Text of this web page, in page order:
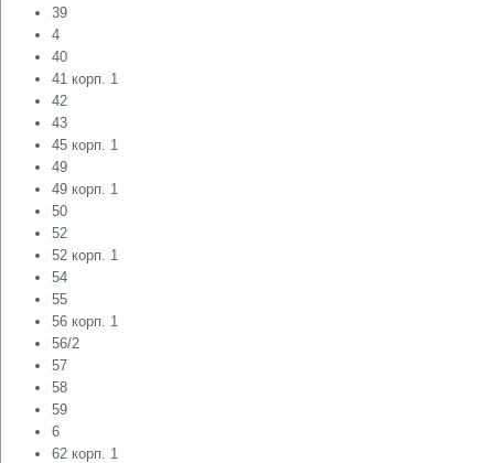
39
4
40
41 корп. 1
42
43
45 корп. 1
49
49 корп. 1
50
52
52 корп. 1
54
55
56 корп. 1
56/2
57
58
59
6
62 корп. 1